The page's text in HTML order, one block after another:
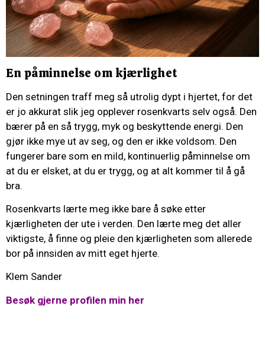
En påminnelse om kjærlighet
Den setningen traff meg så utrolig dypt i hjertet, for det
er jo akkurat slik jeg opplever rosenkvarts selv også. Den
bærer på en så trygg, myk og beskyttende energi. Den
gjør ikke mye ut av seg, og den er ikke voldsom. Den
fungerer bare som en mild, kontinuerlig påminnelse om
at du er elsket, at du er trygg, og at alt kommer til å gå
bra.
Rosenkvarts lærte meg ikke bare å søke etter
kjærligheten der ute i verden. Den lærte meg det aller
viktigste, å finne og pleie den kjærligheten som allerede
bor på innsiden av mitt eget hjerte.
Klem Sander
Besøk gjerne profilen min her